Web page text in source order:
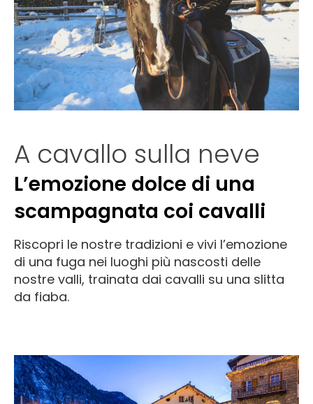
A cavallo sulla neve
L’emozione dolce di una
scampagnata coi cavalli
Riscopri le nostre tradizioni e vivi l’emozione
di una fuga nei luoghi più nascosti delle
nostre valli, trainata dai cavalli su una slitta
da fiaba.